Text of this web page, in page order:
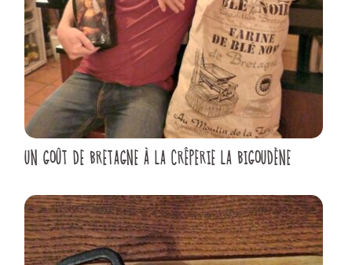
UN GOÛT DE BRETAGNE À LA CRÊPERIE LA BIGOUDÈNE